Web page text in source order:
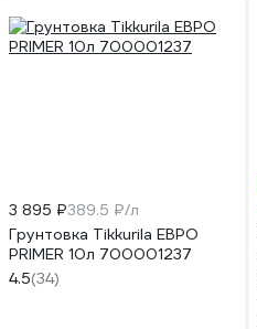
3 895 ₽389.5 ₽/л
Грунтовка Tikkurila ЕВРО
PRIMER 10л 700001237
4.5(34)